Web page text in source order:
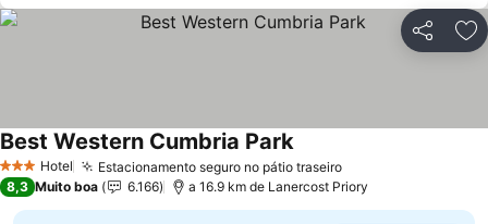
Partilhar
3 EstrelasHotel Estacionamento seguro no pátio traseiro
Best Western Cumbria Park
8,3 Muito boa 6.166 a 16.9 km de Lanercost Priory